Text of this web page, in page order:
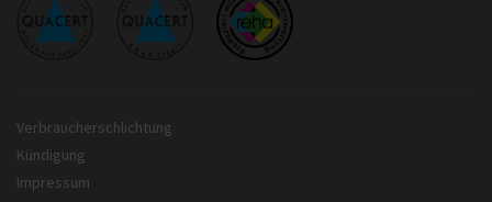
Verbraucherschlichtung
Kündigung
Impressum